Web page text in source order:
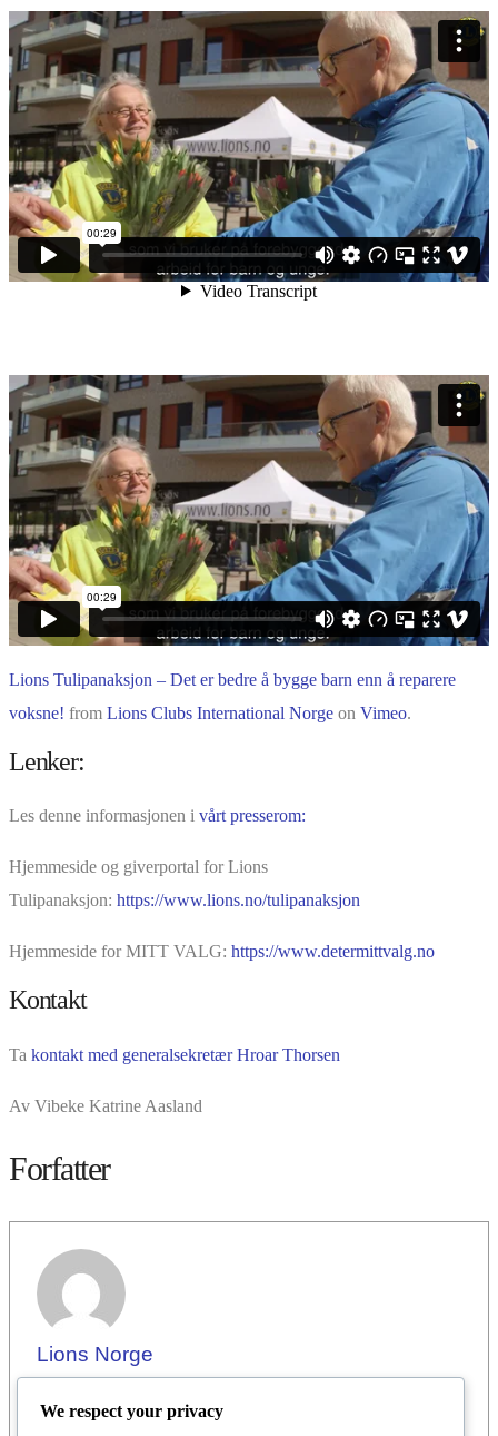
Lions Tulipanaksjon – Det er bedre å bygge barn enn å reparere
voksne! from Lions Clubs International Norge on Vimeo.
Lenker:
Les denne informasjonen i vårt presserom:
Hjemmeside og giverportal for Lions
Tulipanaksjon: https://www.lions.no/tulipanaksjon
Hjemmeside for MITT VALG: https://www.determittvalg.no
Kontakt
Ta kontakt med generalsekretær Hroar Thorsen
Av Vibeke Katrine Aasland
Forfatter
Lions Norge
We respect your privacy